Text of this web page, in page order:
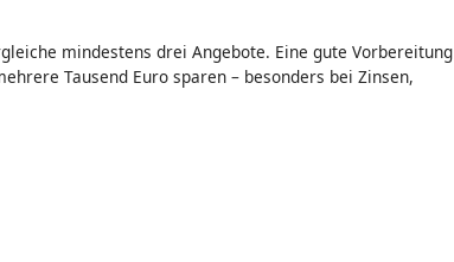
mindestens drei Angebote. Eine gute Vorbereitung
Tausend Euro sparen – besonders bei Zinsen,